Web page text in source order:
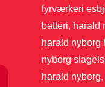
fyrværkeri
batteri,
harald
nyborg
harald